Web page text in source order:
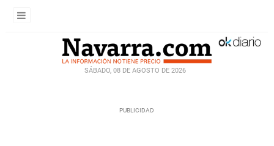
SÁBADO, 08 DE AGOSTO DE 2026